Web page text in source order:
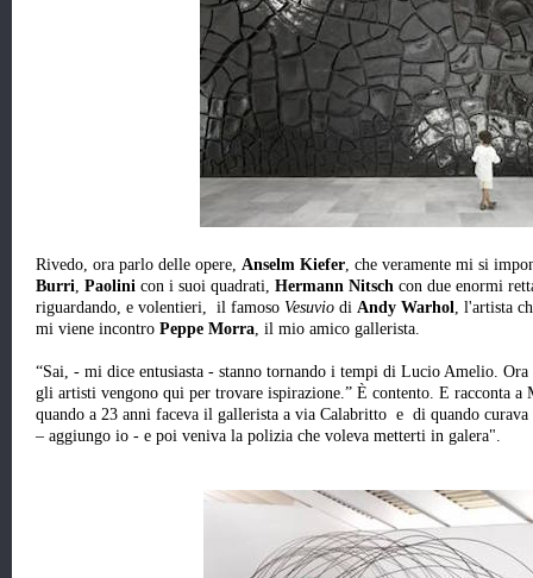
Rivedo, ora parlo delle opere, Anselm Kiefer, che veramente mi si
Burri, Paolini con i suoi quadrati, Hermann Nitsch con due enormi
riguardando, e volentieri, il famoso Vesuvio di Andy Warhol, l'artista
mi viene incontro Peppe Morra, il mio amico gallerista.
“Sai, - mi dice entusiasta - stanno tornando i tempi di Lucio Amelio.
gli artisti vengono qui per trovare ispirazione.” È contento. E racconta a
quando a 23 anni faceva il gallerista a via Calabritto e di quando
– aggiungo io - e poi veniva la polizia che voleva metterti in galera".